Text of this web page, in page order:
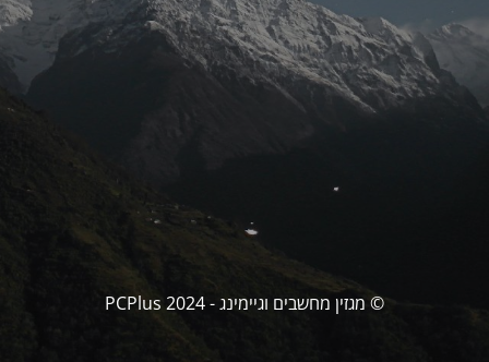
© מגזין מחשבים וגיימינג - PCPlus 2024